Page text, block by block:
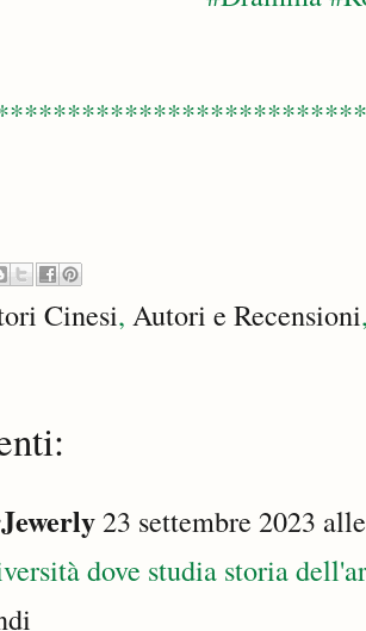
Cinesi, Autori e Recensioni
23 settembre 2023
dove studia storia